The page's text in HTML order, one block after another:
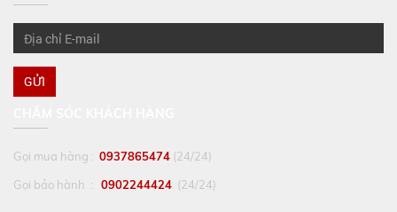
GỬI
Gọi mua hàng : 0937865474 (24/24)
Gọi bảo hành :
0902244424 (24/24)